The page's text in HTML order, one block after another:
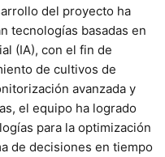
del proyecto ha
tecnologías basadas en
(IA), con el fin de
de cultivos de
avanzada y
el equipo ha logrado
para la optimización
de decisiones en tiempo